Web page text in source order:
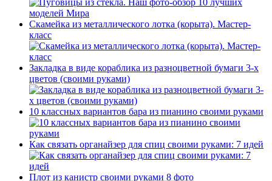
Скамейка из металлического лотка (корыта). Мастер-
класс
Закладка в виде кораблика из разноцветной бумаги 3-х
цветов (своими руками)
10 классных вариантов бара из пианино своими руками
Как связать органайзер для спиц своими руками: 7 идей
Плот из канистр своими руками 8 фото